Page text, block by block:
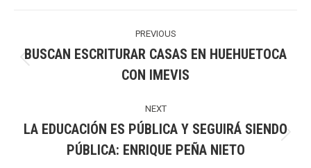
PREVIOUS
post:
BUSCAN ESCRITURAR CASAS EN HUEHUETOCA
CON IMEVIS
NEXT
post:
LA EDUCACIÓN ES PÚBLICA Y SEGUIRÁ SIENDO
PÚBLICA: ENRIQUE PEÑA NIETO